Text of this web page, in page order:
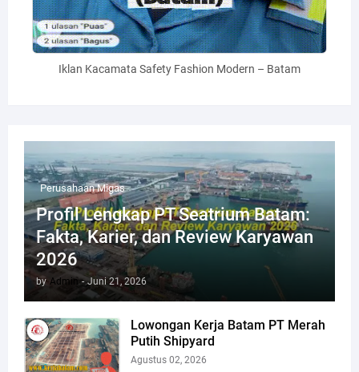
Iklan Kacamata Safety Fashion Modern – Batam
Perusahaan Migas
Profil Lengkap PT Seatrium Batam:
Fakta, Karier, dan Review Karyawan
2026
by Admin - Juni 21, 2026
Lowongan Kerja Batam PT Merah
Putih Shipyard
Agustus 02, 2026